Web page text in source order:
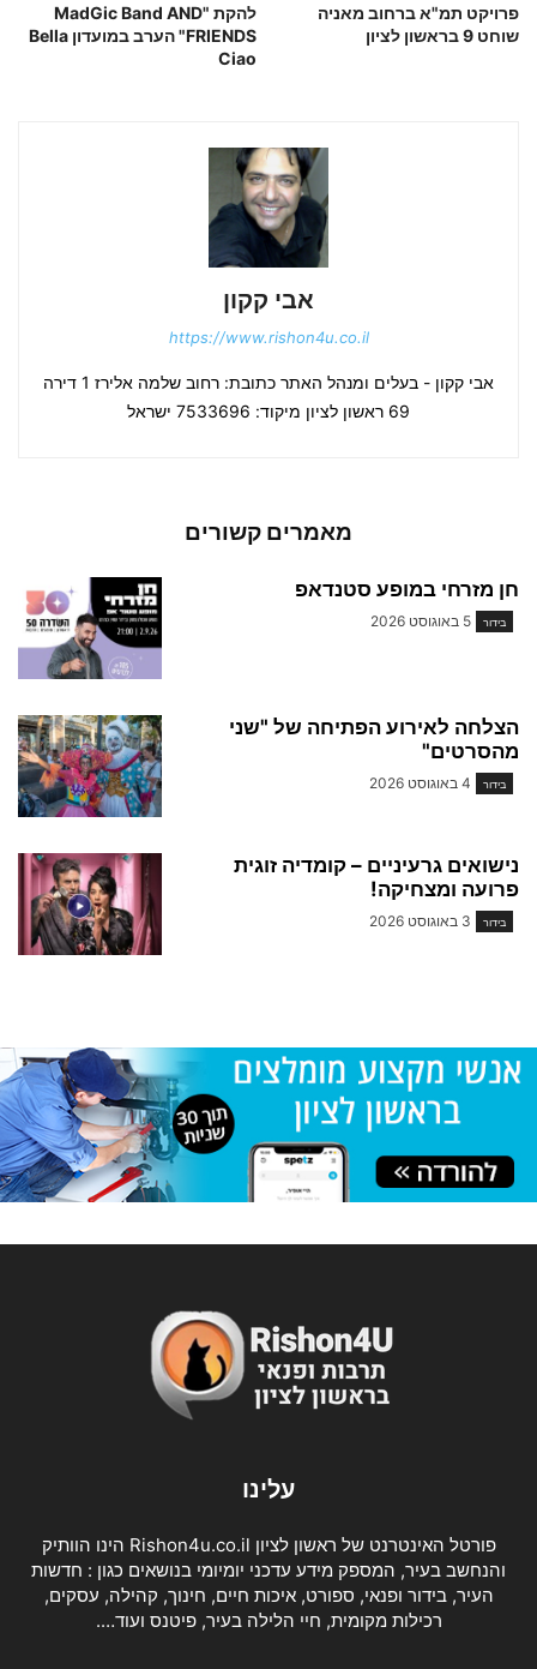
להקת "MadGic Band AND
FRIENDS" הערב במועדון Bella
Ciao
פרויקט תמ"א ברחוב מאניה
שוחט 9 בראשון לציון
אבי קקון
https://www.rishon4u.co.il
אבי קקון - בעלים ומנהל האתר כתובת: רחוב שלמה אלירז 1 דירה
69 ראשון לציון מיקוד: 7533696 ישראל
מאמרים קשורים
חן מזרחי במופע סטנדאפ
בידור 5 באוגוסט 2026
הצלחה לאירוע הפתיחה של "שני
מהסרטים"
בידור 4 באוגוסט 2026
נישואים גרעיניים – קומדיה זוגית
פרועה ומצחיקה!
בידור 3 באוגוסט 2026
עלינו
פורטל האינטרנט של ראשון לציון Rishon4u.co.il הינו הוותיק
והנחשב בעיר, המספק מידע עדכני יומיומי בנושאים כגון : חדשות
העיר, בידור ופנאי, ספורט, איכות חיים, חינוך, קהילה, עסקים,
רכילות מקומית, חיי הלילה בעיר, פיטנס ועוד….